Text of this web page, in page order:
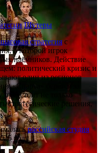
Шутеры
стратегияс
в которой игрок
наёмников. Действие
политический кризис и
один из регионов
«Спарта» берётся за
не только
стратегические решения,
российская студия
году.